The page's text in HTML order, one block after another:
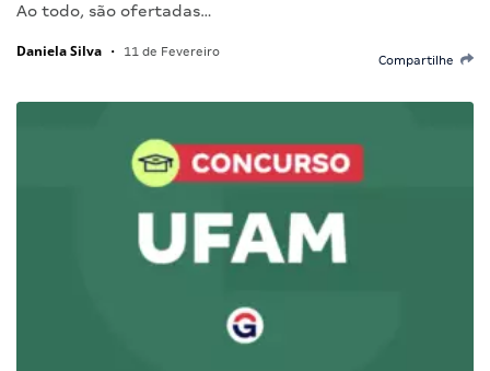
Ao todo, são ofertadas…
Daniela Silva • 11 de Fevereiro
Compartilhe